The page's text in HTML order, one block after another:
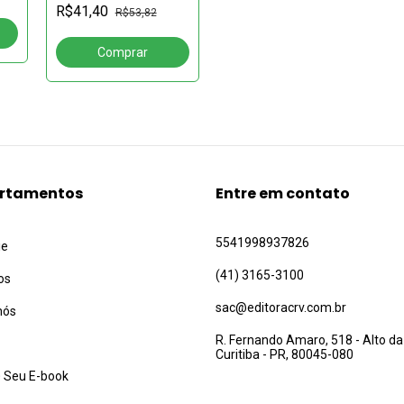
ADOLESCENTES:a
dos princípios do ECA
R$41,40 R$53,82
E-book
Entre em contato
5541998937826
(41) 3165-3100
sac@editoracrv.com.br
R. Fernando Amaro, 518 - Alto da
Curitiba - PR, 80045-080